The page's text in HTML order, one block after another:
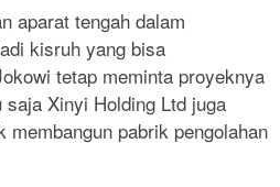
aparat tengah dalam
kisruh yang bisa
tetap meminta proyeknya
Xinyi Holding Ltd juga
membangun pabrik pengolahan